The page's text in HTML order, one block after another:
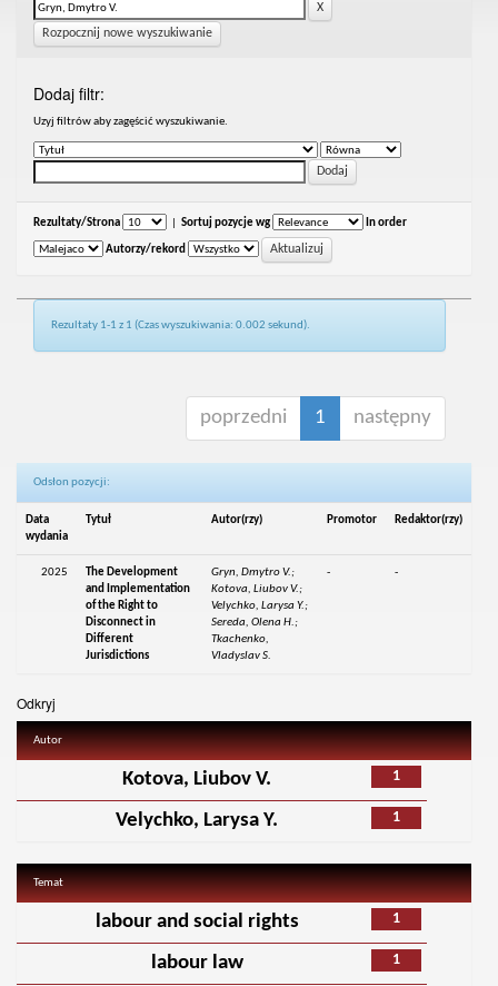
Rozpocznij nowe wyszukiwanie
Dodaj filtr:
Uzyj filtrów aby zagęścić wyszukiwanie.
Rezultaty/Strona Sortuj pozycje wg In order
Autorzy/rekord
Rezultaty 1-1 z 1 (Czas wyszukiwania: 0.002 sekund).
poprzedni 1 następny
Odsłon pozycji:
Data
wydania
Tytuł Autor(rzy) Promotor Redaktor(rzy)
2025
The Development
and Implementation
of the Right to
Disconnect in
Different
Jurisdictions
Gryn, Dmytro V.;
Kotova, Liubov V.;
Velychko, Larysa Y.;
Sereda, Olena H.;
Tkachenko,
Vladyslav S.
- -
Odkryj
Autor
1
Kotova, Liubov V.
1
Velychko, Larysa Y.
Temat
1
labour and social rights
1
labour law